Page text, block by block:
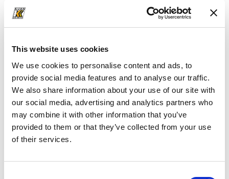
This website uses cookies
We use cookies to personalise content and ads, to
provide social media features and to analyse our traffic.
We also share information about your use of our site with
our social media, advertising and analytics partners who
may combine it with other information that you’ve
provided to them or that they’ve collected from your use
of their services.